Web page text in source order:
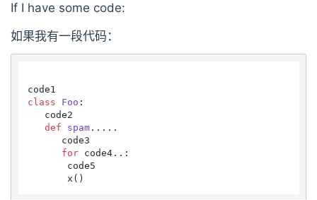
If I have some code:
如果我有一段代码：
class
Foo :
   code2
def
spam.....
      code3
for code4..:
       code5